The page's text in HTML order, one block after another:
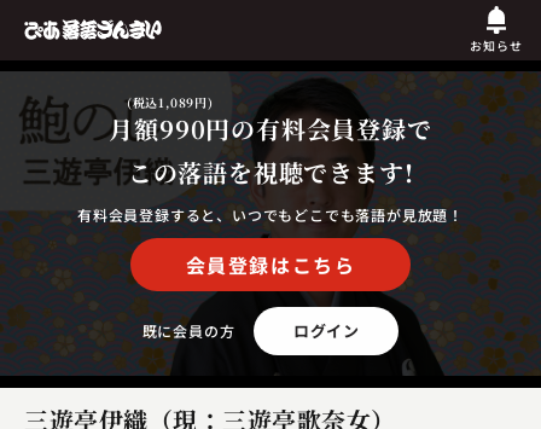
お知らせ
月額990円
(税込1,089円)
の有料会員登録で
この落語を視聴できます!
有料会員登録すると、いつでもどこでも落語が見放題！
会員登録はこちら
既に会員の方 ログイン
三遊亭伊織（現：三遊亭歌奈女）